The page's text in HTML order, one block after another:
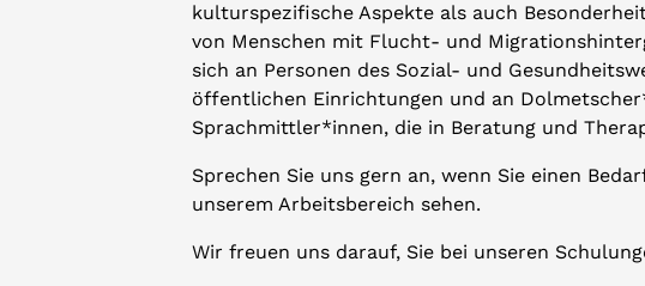
kulturspezifische Aspekte als auch
von Menschen mit Flucht- und
sich an Personen des Sozial- und
öffentlichen Einrichtungen und an
Sprachmittler*innen, die in Beratung und
Sprechen Sie uns gern an, wenn Sie einen
unserem Arbeitsbereich sehen.
Wir freuen uns darauf, Sie bei unseren